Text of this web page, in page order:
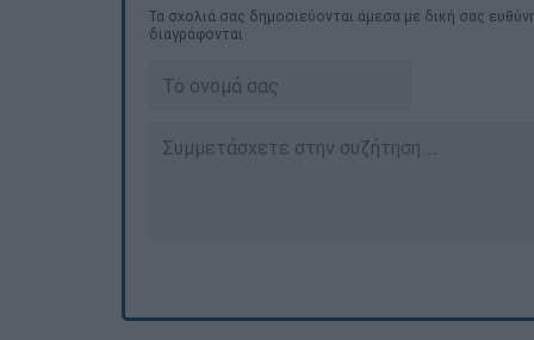
Τα σχολιά σας δημοσιεύονται άμεσα με δική σας
διαγράφονται